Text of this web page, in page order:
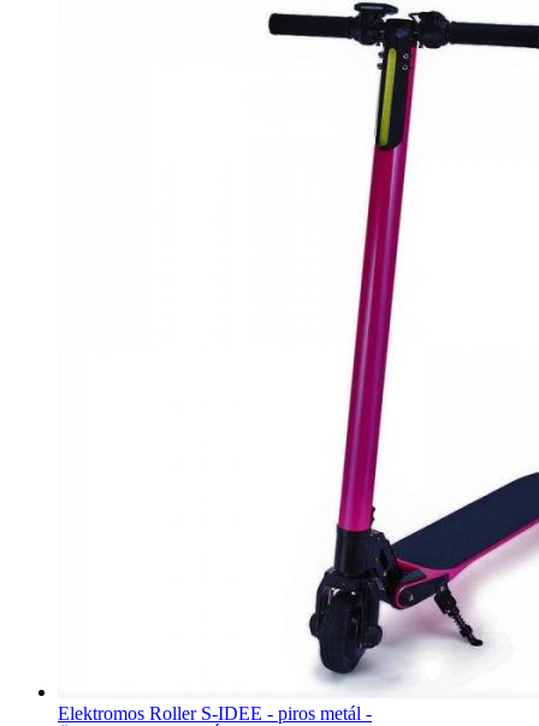
Elektromos Roller S-IDEE - piros metál -